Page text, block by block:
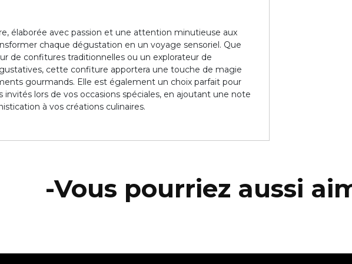
élaborée avec passion et une attention minutieuse aux
chaque dégustation en un voyage sensoriel. Que
de confitures traditionnelles ou un explorateur de
cette confiture apportera une touche de magie
gourmands. Elle est également un choix parfait pour
invités lors de vos occasions spéciales, en ajoutant une note
à vos créations culinaires.
-Vous pourriez aussi